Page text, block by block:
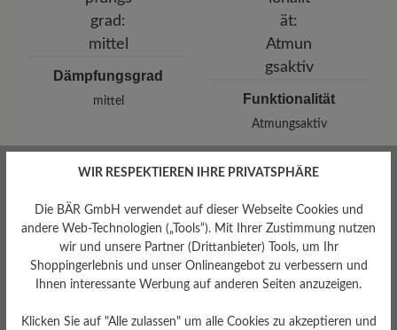
Dämpfungsgrad
mittel Funktionalität
Atmungsaktiv
Profilierung
mittel
WIR RESPEKTIEREN IHRE PRIVATSPHÄRE
Die BÄR GmbH verwendet auf dieser Webseite Cookies und
andere Web-Technologien („Tools“). Mit Ihrer Zustimmung nutzen
wir und unsere Partner (Drittanbieter) Tools, um Ihr
Shoppingerlebnis und unser Onlineangebot zu verbessern und
Ihnen interessante Werbung auf anderen Seiten anzuzeigen.
Klicken Sie auf "Alle zulassen" um alle Cookies zu akzeptieren und